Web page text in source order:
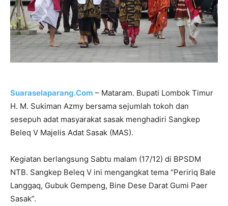
Suaraselaparang.Com – Mataram. Bupati Lombok Timur
H. M. Sukiman Azmy bersama sejumlah tokoh dan
sesepuh adat masyarakat sasak menghadiri Sangkep
Beleq V Majelis Adat Sasak (MAS).
Kegiatan berlangsung Sabtu malam (17/12) di BPSDM
NTB. Sangkep Beleq V ini mengangkat tema “Peririq Bale
Langgaq, Gubuk Gempeng, Bine Dese Darat Gumi Paer
Sasak”.